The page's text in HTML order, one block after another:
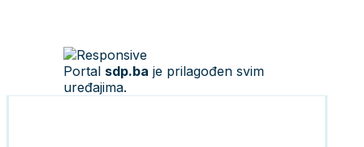
Portal sdp.ba je prilagođen svim
uređajima.